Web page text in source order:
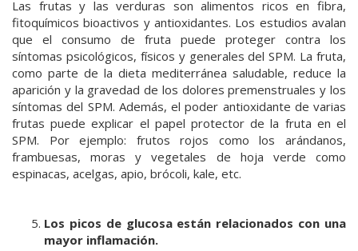
Las frutas y las verduras son alimentos ricos en fibra,
fitoquímicos bioactivos y antioxidantes. Los estudios avalan
que el consumo de fruta puede proteger contra los
síntomas psicológicos, físicos y generales del SPM. La fruta,
como parte de la dieta mediterránea saludable, reduce la
aparición y la gravedad de los dolores premenstruales y los
síntomas del SPM. Además, el poder antioxidante de varias
frutas puede explicar el papel protector de la fruta en el
SPM. Por ejemplo: frutos rojos como los arándanos,
frambuesas, moras y vegetales de hoja verde como
espinacas, acelgas, apio, brócoli, kale, etc.
Los picos de glucosa están relacionados con una
mayor inflamación.